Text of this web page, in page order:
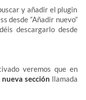
y añadir el plugin
desde “Añadir nuevo”
descargarlo desde
veremos que en
sección llamada